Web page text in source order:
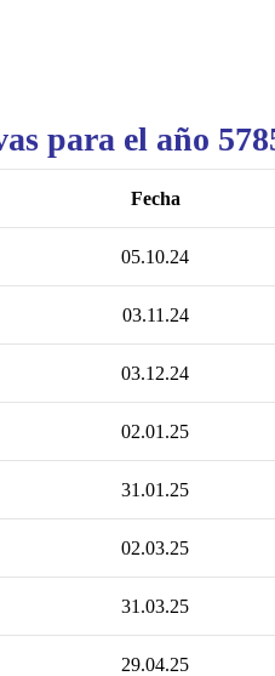
para el año
Fecha
05.10.24
03.11.24
03.12.24
02.01.25
31.01.25
02.03.25
31.03.25
29.04.25